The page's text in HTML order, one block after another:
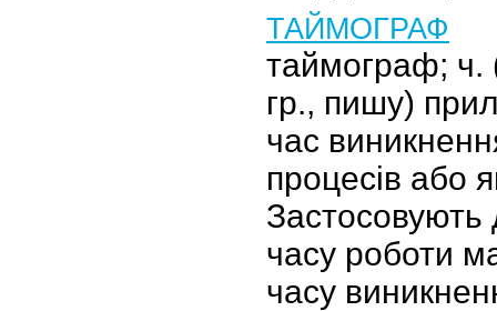
ТАЙМОГРАФ
таймограф; ч.
гр., пишу)
час
процесів або
часу роботи
часу